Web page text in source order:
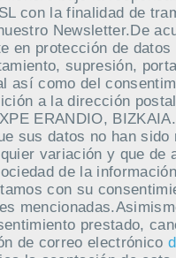
con la finalidad de
Newsletter.De
en protección de
supresión,
así como del
a la dirección
ERANDIO,
sus datos no han
variación y que de
de la
con su
prestado,
de correo electrónico